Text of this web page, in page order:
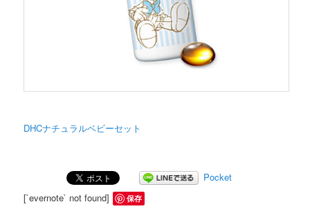
DHCナチュラルベビーセット
Pocket
[`evernote` not found]
保存